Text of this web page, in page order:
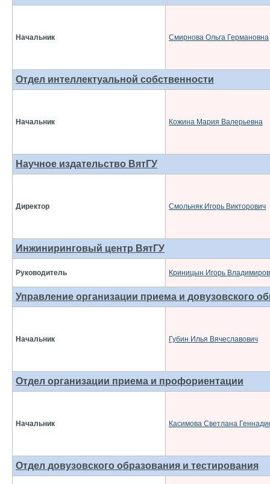
Начальник Смирнова Ольга Германовна
Отдел интеллектуальной собственности
Начальник Кожина Мария Валерьевна
Научное издательство ВятГУ
Директор Смольняк Игорь Викторович
Инжиниринговый центр ВятГУ
Руководитель Криницын Игорь
Управление организации приема и довузовского
Начальник Губин Илья Вячеславович
Отдел организации приема и профориентации
Начальник Касимова Светлана
Отдел довузовского образования и тестирования